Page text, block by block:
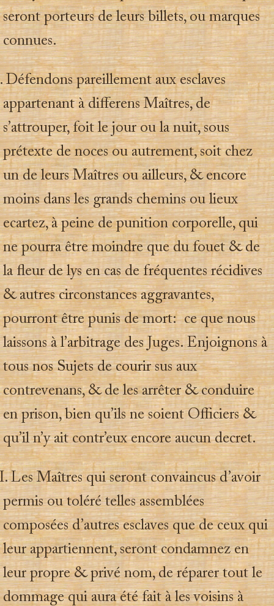
seront porteurs de leurs billets, ou marques
connues.
pareillement aux esclaves
appartenant à differens Maîtres, de
s’attrouper, foit le jour ou la nuit, sous
prétexte de noces ou autrement, soit chez
un de leurs Maîtres ou ailleurs, & encore
moins dans les grands chemins ou lieux
ecartez, à peine de punition corporelle, qui
ne pourra être moindre que du fouet & de
la fleur de lys en cas de fréquentes récidives
& autres circonstances aggravantes,
pourront être punis de mort: ce que nous
laissons à l’arbitrage des Juges. Enjoignons à
tous nos Sujets de courir sus aux
contrevenans, & de les arrêter & conduire
en prison, bien qu’ils ne soient Officiers &
qu’il n’y ait contr’eux encore aucun decret.
Les Maîtres qui seront convaincus d’avoir
permis ou toléré telles assemblées
composées d’autres esclaves que de ceux qui
leur appartiennent, seront condamnez en
leur propre & privé nom, de réparer tout le
dommage qui aura été fait à les voisins à